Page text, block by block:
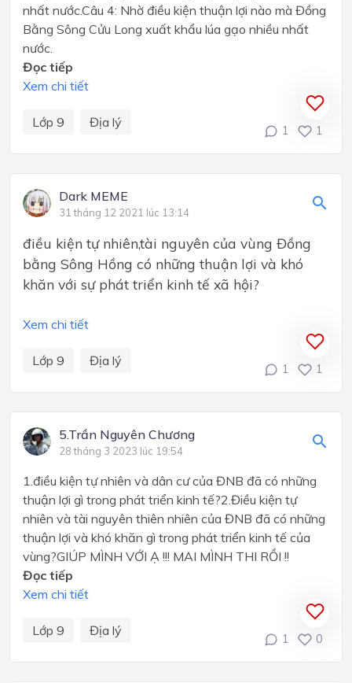
nhất nước.Câu 4: Nhờ điều kiện thuận lợi nào mà Đồng
Bằng Sông Cửu Long xuất khẩu lúa gạo nhiều nhất
nước.
Đọc tiếp
Xem chi tiết
Lớp 9 Địa lý
1 1
Dark MEME
31 tháng 12 2021 lúc 13:14
điều kiện tự nhiên,tài nguyên của vùng Đồng
bằng Sông Hồng có những thuận lợi và khó
khăn với sự phát triển kinh tế xã hội?
Xem chi tiết
Lớp 9 Địa lý
1 1
5.Trần Nguyên Chương
28 tháng 3 2023 lúc 19:54
1.điều kiện tự nhiên và dân cư của ĐNB đã có những
thuận lợi gì trong phát triển kinh tế?2.Điều kiện tự
nhiên và tài nguyên thiên nhiên của ĐNB đã có những
thuận lợi và khó khăn gì trong phát triển kinh tế của
vùng?GIÚP MÌNH VỚI Ạ !!! MAI MÌNH THI RỒI !!
Đọc tiếp
Xem chi tiết
Lớp 9 Địa lý
1 0